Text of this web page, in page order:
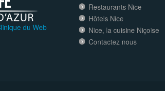
du Web
Restaurants Nice
Hôtels Nice
Nice, la cuisine Niçoise
Contactez nous